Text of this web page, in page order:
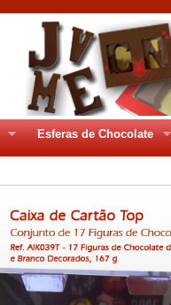
Esferas de Chocolate